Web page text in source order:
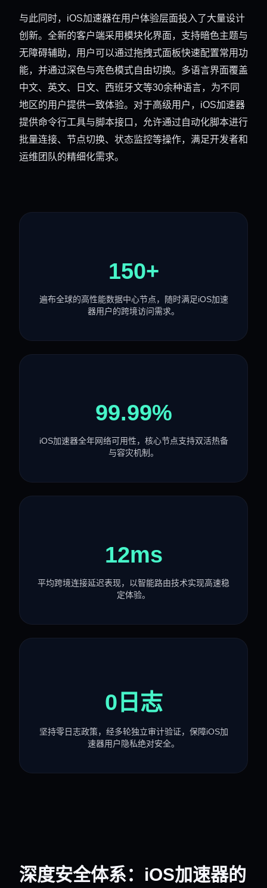
与此同时，iOS加速器在用户体验层面投入了大量设计
创新。全新的客户端采用模块化界面，支持暗色主题与
无障碍辅助，用户可以通过拖拽式面板快速配置常用功
能，并通过深色与亮色模式自由切换。多语言界面覆盖
中文、英文、日文、西班牙文等30余种语言，为不同
地区的用户提供一致体验。对于高级用户，iOS加速器
提供命令行工具与脚本接口，允许通过自动化脚本进行
批量连接、节点切换、状态监控等操作，满足开发者和
运维团队的精细化需求。
150+
遍布全球的高性能数据中心节点，随时满足iOS加速
器用户的跨境访问需求。
99.99%
iOS加速器全年网络可用性，核心节点支持双活热备
与容灾机制。
12ms
平均跨境连接延迟表现，以智能路由技术实现高速稳
定体验。
0日志
坚持零日志政策，经多轮独立审计验证，保障iOS加
速器用户隐私绝对安全。
深度安全体系：iOS加速器的